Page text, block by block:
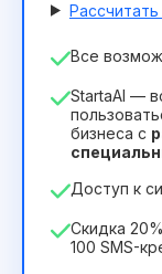
Количество
Срок действия
12 Months
349₴ 244₴/
Все
StartaAI —
бизнеса с
Доступ к
Скидка
100 SMS-